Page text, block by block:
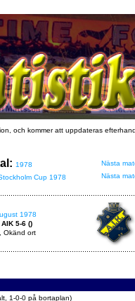
och kommer att uppdateras
1978 Nästa
Cup 1978 Nästa
1978
5-6 ()
Okänd ort
1-0-0 på bortaplan)